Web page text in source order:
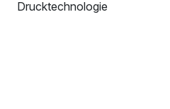
Drucktechnologie